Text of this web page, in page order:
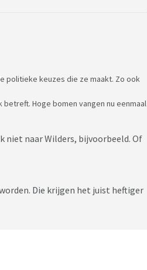
politieke keuzes die ze maakt. Zo ook
Hoge bomen vangen nu eenmaal
niet naar Wilders, bijvoorbeeld. Of
Die krijgen het juist heftiger